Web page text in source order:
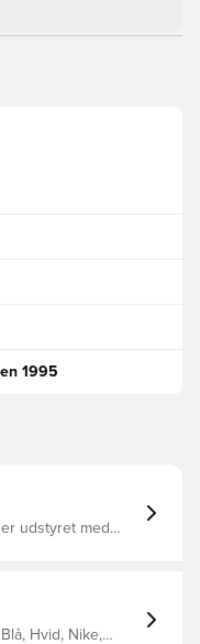
1995
Hvid, Nike,